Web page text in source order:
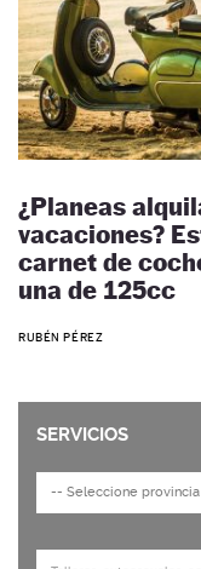
¿Planeas
vacaciones?
carnet de
una de 125cc
RUBÉN PÉREZ